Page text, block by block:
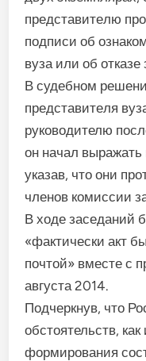
представите­лю
подписи об
ву­за или об отказе
В судебном
представите­ля
руководителю
он начал
указав, что они
чле­нов комиссии
В ходе заседаний
«фактически акт
почтой» вместе с
августа 2014.
Подчеркнув, что
об­стоятельств, как
формирования